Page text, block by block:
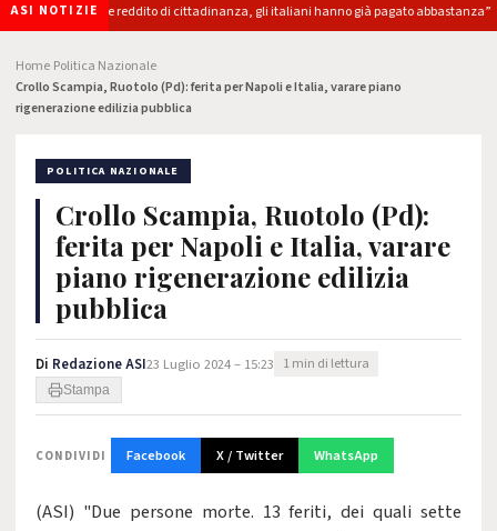
ASI NOTIZIE
“superbonus e reddito di cittadinanza, gli italiani hanno già pagato abbastanza”
Home Politica Nazionale
Crollo Scampia, Ruotolo (Pd): ferita per Napoli e Italia, varare piano
rigenerazione edilizia pubblica
POLITICA NAZIONALE
Crollo Scampia, Ruotolo (Pd):
ferita per Napoli e Italia, varare
piano rigenerazione edilizia
pubblica
Di Redazione ASI23 Luglio 2024 – 15:23 1 min di lettura
Stampa
CONDIVIDI Facebook X / Twitter WhatsApp
(ASI) "Due persone morte. 13 feriti, dei quali sette